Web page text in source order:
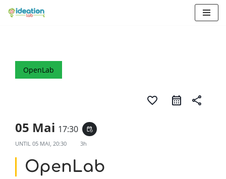
OpenLab
favorite_border share
05 Mai 17:30 event_repeat
UNTIL 05 MAI, 20:30 3h
OpenLab